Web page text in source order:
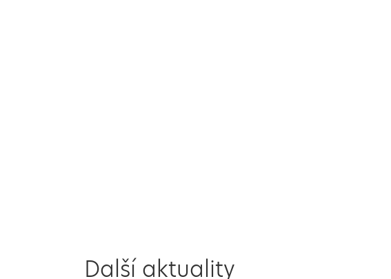
Další aktuality